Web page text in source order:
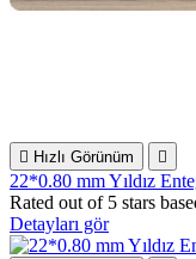
 Hızlı Görünüm 
22*0.80 mm Yıldız
Rated out of 5 stars
Detayları gör